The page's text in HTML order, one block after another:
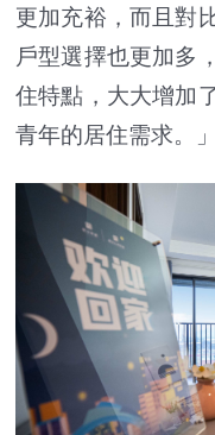
更加充裕，而且對
戶型選擇也更加多
住特點，大大增加
青年的居住需求。